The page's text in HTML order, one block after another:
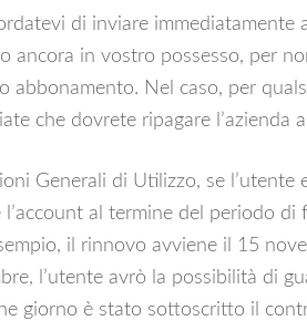
di inviare immediatamente
ancora in vostro possesso, per
abbonamento. Nel caso, per
che dovrete ripagare l’azienda
Generali di Utilizzo, se l’utente
al termine del periodo di
il rinnovo avviene il 15
l’utente avrò la possibilità di
giorno è stato sottoscritto il